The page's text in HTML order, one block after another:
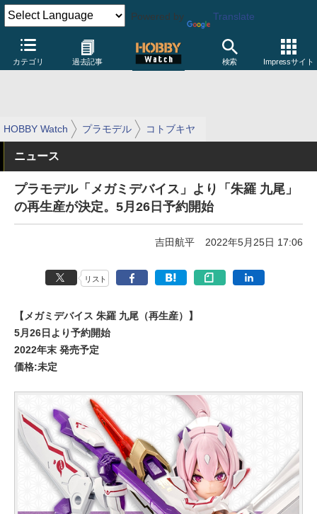
Powered by Translate
カテゴリ 過去記事 検索 Impressサイト
HOBBY Watch プラモデル コトブキヤ
ニュース
プラモデル「メガミデバイス」より「朱羅 九尾」
の再生産が決定。5月26日予約開始
吉田航平 2022年5月25日 17:06
リスト
【メガミデバイス 朱羅 九尾（再生産）】
5月26日より予約開始
2022年末 発売予定
価格:未定